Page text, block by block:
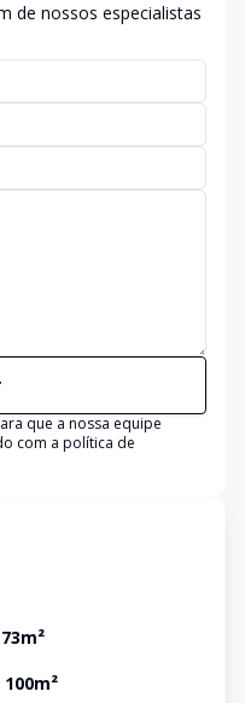
de nossos especialistas
que a nossa equipe
com a política de
m²
100m²